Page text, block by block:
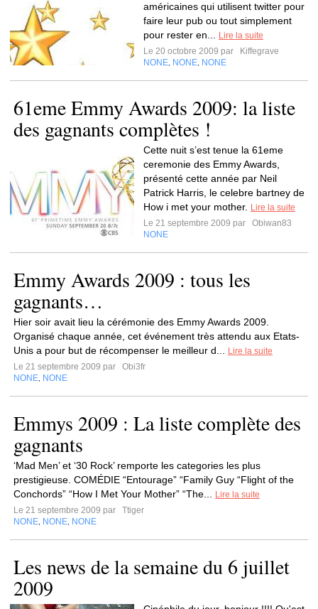
américaines qui utilisent twitter pour
faire leur pub ou tout simplement
pour rester en...
Lire la suite
Le 20 octobre 2009 par
Kiffegrave
NONE NONE NONE
61eme Emmy Awards 2009: la liste
des gagnants complètes !
Cette nuit s’est tenue la 61eme
ceremonie des Emmy Awards,
présenté cette année par Neil
Patrick Harris, le celebre bartney de
How i met your mother.
Lire la suite
Le 21 septembre 2009 par
Obiwan83
NONE
Emmy Awards 2009 : tous les
gagnants…
Hier soir avait lieu la cérémonie des Emmy Awards 2009.
Organisé chaque année, cet événement très attendu aux Etats-
Unis a pour but de récompenser le meilleur d...
Lire la suite
Le 21 septembre 2009 par
Obi3fr
NONE NONE
Emmys 2009 : La liste complète des
gagnants
‘Mad Men’ et ‘30 Rock’ remporte les categories les plus
prestigieuse. COMÉDIE “Entourage” “Family Guy “Flight of the
Conchords” “How I Met Your Mother” “The...
Lire la suite
Le 21 septembre 2009 par
Ttiger
NONE NONE NONE
Les news de la semaine du 6 juillet
2009